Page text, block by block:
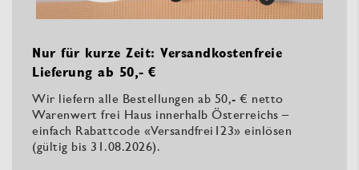
Nur für kurze Zeit: Versandkostenfreie
Lieferung ab 50,- €
Wir liefern alle Bestellungen ab 50,- € netto
Warenwert frei Haus innerhalb Österreichs –
einfach Rabattcode «Versandfrei123» einlösen
(gültig bis 31.08.2026).